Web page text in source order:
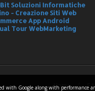
Soluzioni Informatiche
- Creazione Siti Web
App Android
Tour WebMarketing
Home
with Google along with performance